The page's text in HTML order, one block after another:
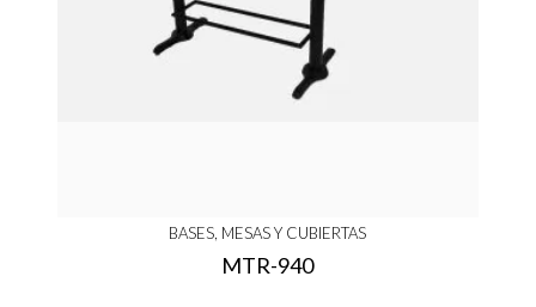
BASES, MESAS Y CUBIERTAS
MTR-940